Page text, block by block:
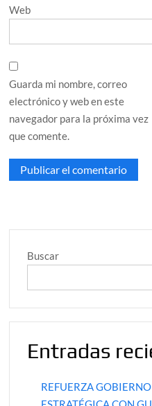
Web
Guarda mi nombre, correo
electrónico y web en este
navegador para la próxima vez
que comente.
Buscar
Entradas
REFUERZA